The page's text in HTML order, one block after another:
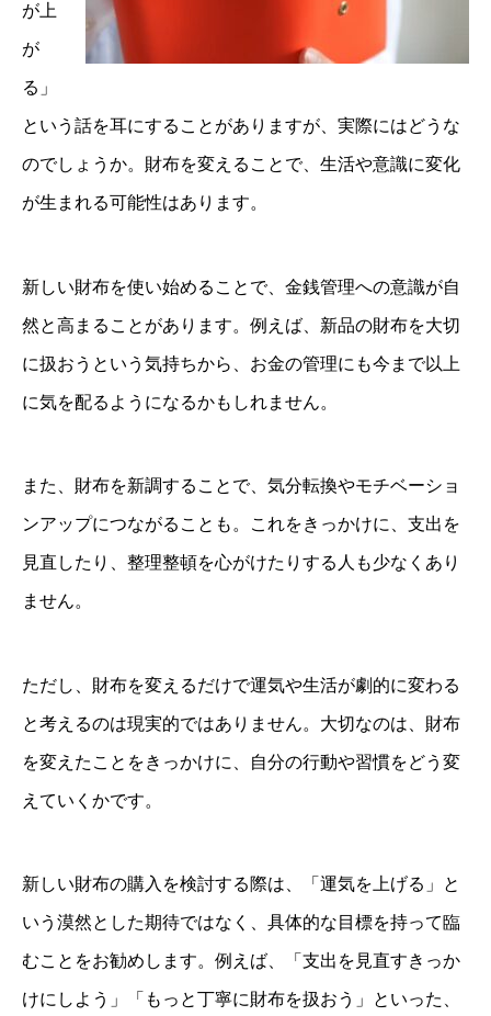
が上
が
る」
という話を耳にすることがありますが、実際にはどうな
のでしょうか。財布を変えることで、生活や意識に変化
が生まれる可能性はあります。
新しい財布を使い始めることで、金銭管理への意識が自
然と高まることがあります。例えば、新品の財布を大切
に扱おうという気持ちから、お金の管理にも今まで以上
に気を配るようになるかもしれません。
また、財布を新調することで、気分転換やモチベーショ
ンアップにつながることも。これをきっかけに、支出を
見直したり、整理整頓を心がけたりする人も少なくあり
ません。
ただし、財布を変えるだけで運気や生活が劇的に変わる
と考えるのは現実的ではありません。大切なのは、財布
を変えたことをきっかけに、自分の行動や習慣をどう変
えていくかです。
新しい財布の購入を検討する際は、「運気を上げる」と
いう漠然とした期待ではなく、具体的な目標を持って臨
むことをお勧めします。例えば、「支出を見直すきっか
けにしよう」「もっと丁寧に財布を扱おう」といった、